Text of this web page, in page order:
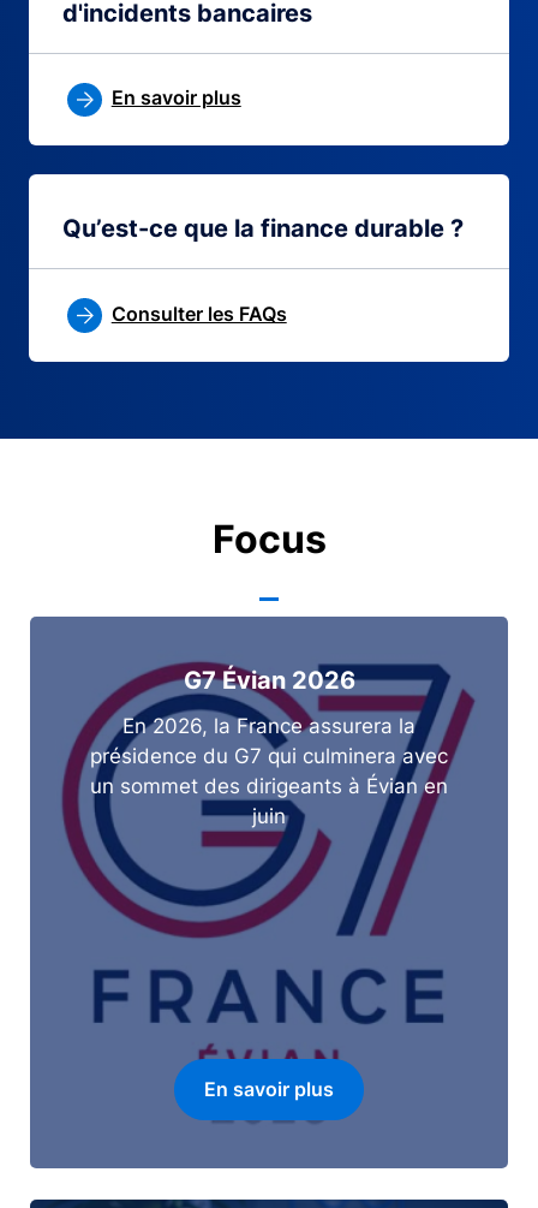
d'incidents bancaires
En savoir plus
Qu’est-ce que la finance durable ?
Consulter les FAQs
Focus
G7 Évian 2026
En 2026, la France assurera la
présidence du G7 qui culminera avec
un sommet des dirigeants à Évian en
juin
En savoir plus